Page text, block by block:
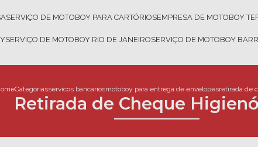
SERVIÇO DE MOTOBOY PARA CARTÓRIOS EMPRESA DE MOTOBOY
SERVIÇO DE MOTOBOY RIO DE JANEIRO SERVIÇO DE MOTOBOY
Categoriasservicos bancariosmotoboy para entrega de envelopesretirada de
Retirada de Cheque